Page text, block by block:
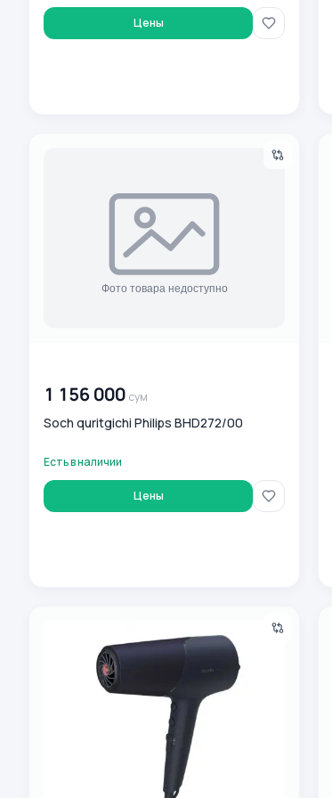
Цены
1 156 000 сум
Soch quritgichi Philips BHD272/00
Есть в наличии
Цены